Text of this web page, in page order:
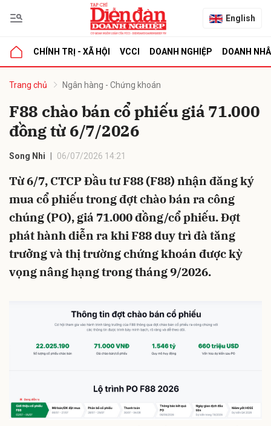
English
CHÍNH TRỊ - XÃ HỘI VCCI DOANH NGHIỆP DOANH
Trang chủ Ngân hàng - Chứng khoán
F88 chào bán cổ phiếu giá 71.000
đồng từ 6/7/2026
Song Nhi 06/07/2026 14:21
Từ 6/7, CTCP Đầu tư F88 (F88) nhận đăng ký
mua cổ phiếu trong đợt chào bán ra công
chúng (PO), giá 71.000 đồng/cổ phiếu. Đợt
phát hành diễn ra khi F88 duy trì đà tăng
trưởng và thị trường chứng khoán được kỳ
vọng nâng hạng trong tháng 9/2026.
luận
Hủy